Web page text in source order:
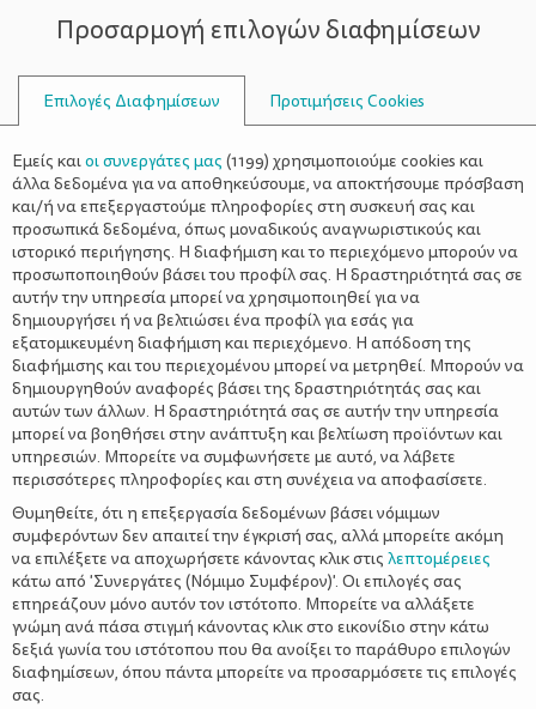
ΣΥΜΒΟΥΛΟΙ
ΟΙΚΟΓΈΝΕΙΑ>ΟΙΚΟΓΕΝΕΙΑΚΈΣ ΔΡΑΣΤΗΡΙΌΤΗΤΕΣ
Η άνοιξη στο σπίτι μας –
Ανανέωση με 10 απλούς τρόπους
Προσαρμογή επιλογών διαφημίσεων
Επιλογές Διαφημίσεων Προτιμήσεις Cookies
Εμείς καιοι συνεργάτες μας (1199) χρησιμοποιούμε cookies και
άλλα δεδομένα για να αποθηκεύσουμε, να αποκτήσουμε πρόσβαση
και/ή να επεξεργαστούμε πληροφορίες στη συσκευή σας και
προσωπικά δεδομένα, όπως μοναδικούς αναγνωριστικούς και
ιστορικό περιήγησης. Η διαφήμιση και το περιεχόμενο μπορούν να
προσωποποιηθούν βάσει του προφίλ σας. Η δραστηριότητά σας σε
αυτήν την υπηρεσία μπορεί να χρησιμοποιηθεί για να
δημιουργήσει ή να βελτιώσει ένα προφίλ για εσάς για
εξατομικευμένη διαφήμιση και περιεχόμενο. Η απόδοση της
διαφήμισης και του περιεχομένου μπορεί να μετρηθεί. Μπορούν να
δημιουργηθούν αναφορές βάσει της δραστηριότητάς σας και
αυτών των άλλων. Η δραστηριότητά σας σε αυτήν την υπηρεσία
μπορεί να βοηθήσει στην ανάπτυξη και βελτίωση προϊόντων και
υπηρεσιών. Μπορείτε να συμφωνήσετε με αυτό, να λάβετε
περισσότερες πληροφορίες και στη συνέχεια να αποφασίσετε.
Θυμηθείτε, ότι η επεξεργασία δεδομένων βάσει νόμιμων
συμφερόντων δεν απαιτεί την έγκρισή σας, αλλά μπορείτε ακόμη
να επιλέξετε να αποχωρήσετε κάνοντας κλικ στις λεπτομέρειες
κάτω από 'Συνεργάτες (Νόμιμο Συμφέρον)'. Οι επιλογές σας
επηρεάζουν μόνο αυτόν τον ιστότοπο. Μπορείτε να αλλάξετε
γνώμη ανά πάσα στιγμή κάνοντας κλικ στο εικονίδιο στην κάτω
δεξιά γωνία του ιστότοπου που θα ανοίξει το παράθυρο επιλογών
διαφημίσεων, όπου πάντα μπορείτε να προσαρμόσετε τις επιλογές
σας.